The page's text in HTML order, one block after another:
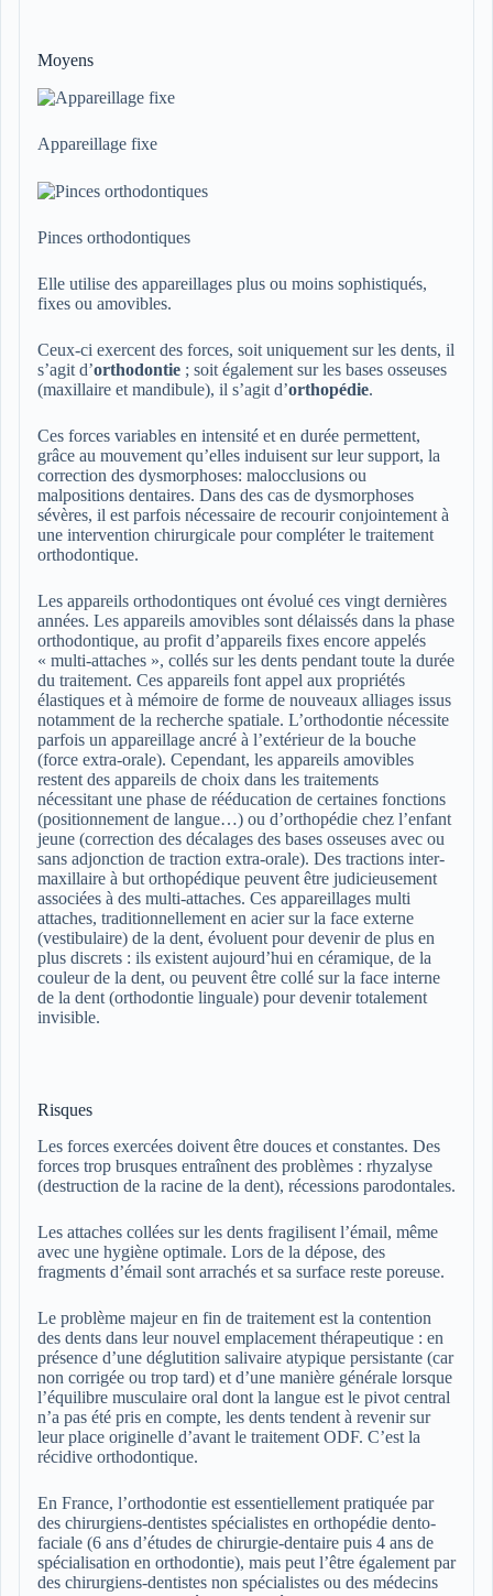
Moyens
Appareillage fixe
Pinces orthodontiques
Elle utilise des appareillages plus ou moins sophistiqués,
fixes ou amovibles.
Ceux-ci exercent des forces, soit uniquement sur les dents, il
s’agit d’orthodontie ; soit également sur les bases osseuses
(maxillaire et mandibule), il s’agit d’orthopédie.
Ces forces variables en intensité et en durée permettent,
grâce au mouvement qu’elles induisent sur leur support, la
correction des dysmorphoses: malocclusions ou
malpositions dentaires. Dans des cas de dysmorphoses
sévères, il est parfois nécessaire de recourir conjointement à
une intervention chirurgicale pour compléter le traitement
orthodontique.
Les appareils orthodontiques ont évolué ces vingt dernières
années. Les appareils amovibles sont délaissés dans la phase
orthodontique, au profit d’appareils fixes encore appelés
« multi-attaches », collés sur les dents pendant toute la durée
du traitement. Ces appareils font appel aux propriétés
élastiques et à mémoire de forme de nouveaux alliages issus
notamment de la recherche spatiale. L’orthodontie nécessite
parfois un appareillage ancré à l’extérieur de la bouche
(force extra-orale). Cependant, les appareils amovibles
restent des appareils de choix dans les traitements
nécessitant une phase de rééducation de certaines fonctions
(positionnement de langue…) ou d’orthopédie chez l’enfant
jeune (correction des décalages des bases osseuses avec ou
sans adjonction de traction extra-orale). Des tractions inter-
maxillaire à but orthopédique peuvent être judicieusement
associées à des multi-attaches. Ces appareillages multi
attaches, traditionnellement en acier sur la face externe
(vestibulaire) de la dent, évoluent pour devenir de plus en
plus discrets : ils existent aujourd’hui en céramique, de la
couleur de la dent, ou peuvent être collé sur la face interne
de la dent (orthodontie linguale) pour devenir totalement
invisible.
Risques
Les forces exercées doivent être douces et constantes. Des
forces trop brusques entraînent des problèmes : rhyzalyse
(destruction de la racine de la dent), récessions parodontales.
Les attaches collées sur les dents fragilisent l’émail, même
avec une hygiène optimale. Lors de la dépose, des
fragments d’émail sont arrachés et sa surface reste poreuse.
Le problème majeur en fin de traitement est la contention
des dents dans leur nouvel emplacement thérapeutique : en
présence d’une déglutition salivaire atypique persistante (car
non corrigée ou trop tard) et d’une manière générale lorsque
l’équilibre musculaire oral dont la langue est le pivot central
n’a pas été pris en compte, les dents tendent à revenir sur
leur place originelle d’avant le traitement ODF. C’est la
récidive orthodontique.
En France, l’orthodontie est essentiellement pratiquée par
des chirurgiens-dentistes spécialistes en orthopédie dento-
faciale (6 ans d’études de chirurgie-dentaire puis 4 ans de
spécialisation en orthodontie), mais peut l’être également par
des chirurgiens-dentistes non spécialistes ou des médecins